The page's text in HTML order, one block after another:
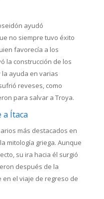
ayudó
no siempre tuvo éxito
favorecía a los
la construcción de los
la ayuda en varias
reveses, como
para salvar a Troya.
a Ítaca
más destacados en
mitología griega. Aunque
su ira hacia él surgió
después de la
en el viaje de regreso de